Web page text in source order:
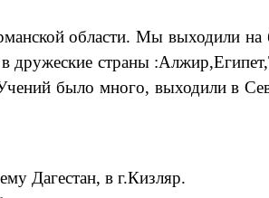
области. Мы выходили на
страны
было много, выходили в
Дагестан, в г.Кизляр.